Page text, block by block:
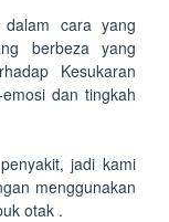
cara yang
berbeza yang
Kesukaran
dan tingkah
jadi kami
menggunakan
otak .